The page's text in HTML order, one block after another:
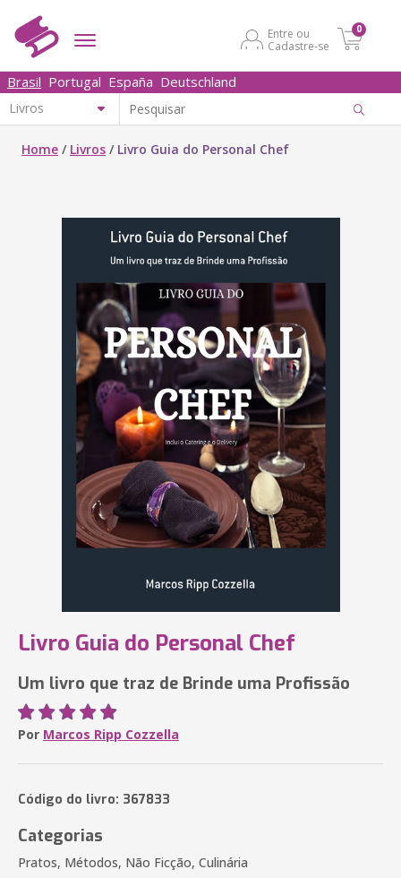
Entre ou
Cadastre-se
0
Brasil Portugal España Deutschland
Home / Livros / Livro Guia do Personal Chef
Livro Guia do Personal Chef
Um livro que traz de Brinde uma Profissão
Por Marcos Ripp Cozzella
Código do livro: 367833
Categorias
Pratos, Métodos, Não Ficção, Culinária